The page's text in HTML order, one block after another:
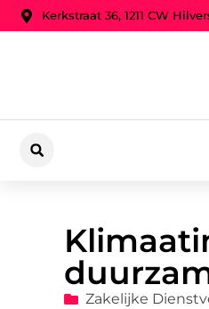
Kerkstraat 36, 1211 CW
Zakelijke